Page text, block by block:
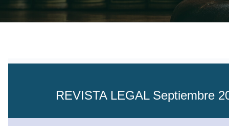
REVISTA LEGAL Septiembre